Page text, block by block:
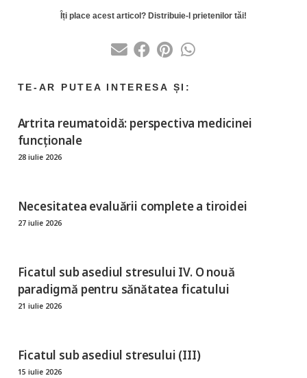
Artrita reumatoidă: perspectiva medicinei
funcționale
28 iulie 2026
Necesitatea evaluării complete a tiroidei
27 iulie 2026
Ficatul sub asediul stresului IV. O nouă
paradigmă pentru sănătatea ficatului
21 iulie 2026
Ficatul sub asediul stresului (III)
15 iulie 2026